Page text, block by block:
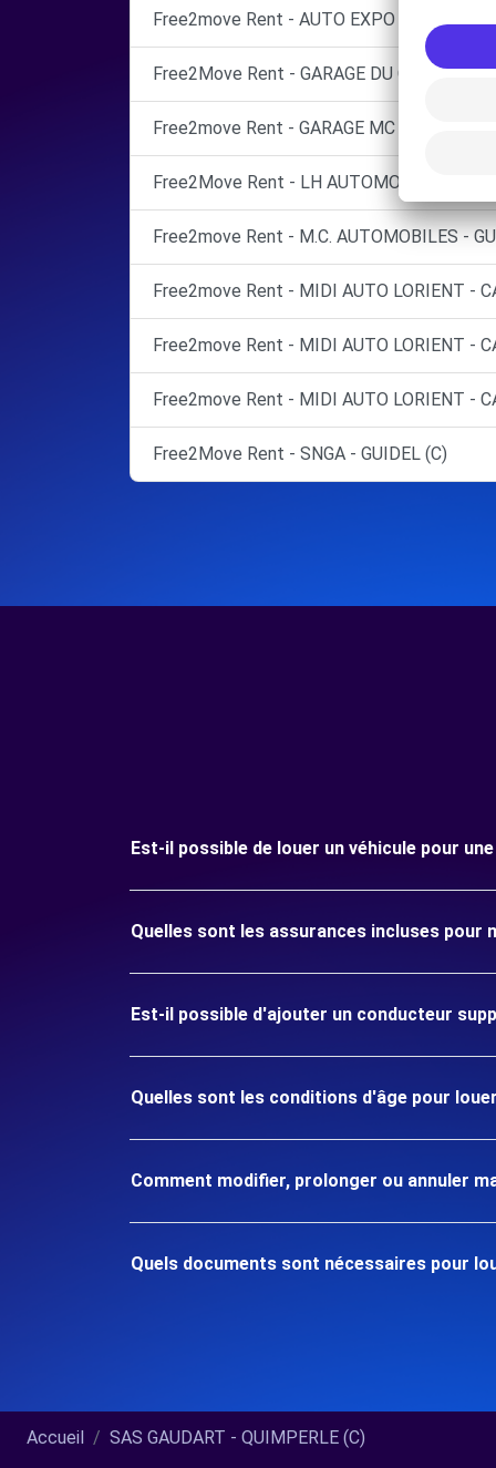
Free2move Rent - AUTO EXPO -
Free2Move Rent - GARAGE DU CENTRE -
Free2move Rent - GARAGE MC
Free2Move Rent - LH AUTOMOBILES -
Free2move Rent - M.C. AUTOMOBILES -
Free2move Rent - MIDI AUTO LORIENT -
Free2move Rent - MIDI AUTO LORIENT -
Free2move Rent - MIDI AUTO LORIENT -
Free2Move Rent - SNGA - GUIDEL (C)
Est-il possible de louer un véhicule pour une
Quelles sont les assurances incluses pour
Est-il possible d'ajouter un conducteur
Quelles sont les conditions d'âge pour
Comment modifier, prolonger ou annuler
Quels documents sont nécessaires pour
Accueil SAS GAUDART - QUIMPERLE (C)